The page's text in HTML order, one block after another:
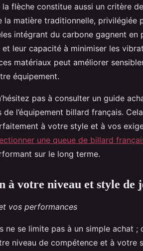
flèche constitue aussi un critère
matière traditionnelle, privilégiée
intégrant du carbone gagnent en
leur capacité à minimiser les
matériaux peut améliorer
équipement.
pas à consulter un guide
l’équipement billard français.
à votre style et à vos
une queue de billard
sur le long terme.
à votre niveau et style de
vos performances
se limite pas à un simple achat ;
niveau de compétence et à votre